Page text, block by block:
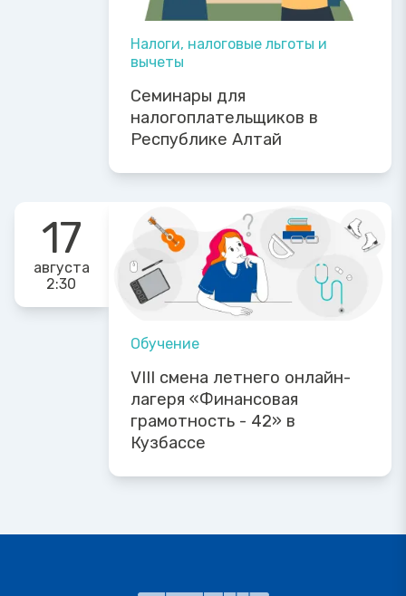
Налоги, налоговые льготы и
вычеты
Семинары для
налогоплательщиков в
Республике Алтай
17
августа
2:30
Обучение
VIII смена летнего онлайн-
лагеря «Финансовая
грамотность - 42» в
Кузбассе